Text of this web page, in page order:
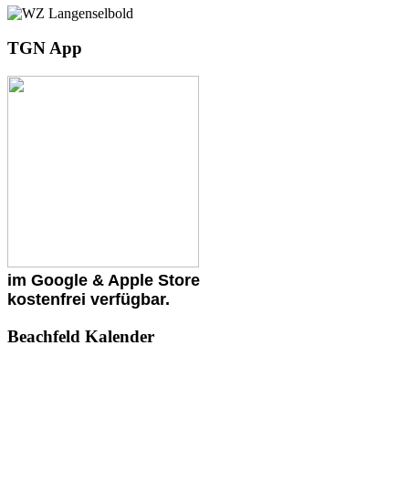
TGN App
im Google & Apple Store
kostenfrei verfügbar.
Beachfeld Kalender